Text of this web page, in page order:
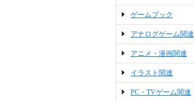
ゲームブック
アナログゲーム関連
アニメ・漫画関連
イラスト関連
PC・TVゲーム関連